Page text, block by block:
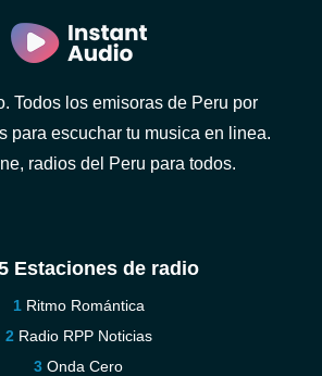
Todos los emisoras de Peru por
para escuchar tu musica en linea.
radios del Peru para todos.
Estaciones de radio
Ritmo Romántica
Radio RPP Noticias
Onda Cero